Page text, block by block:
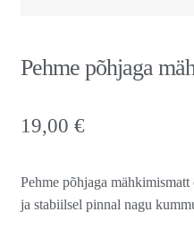
Pehme põhjaga
19,00 €
Pehme põhjaga
ja stabiilsel pinnal nagu